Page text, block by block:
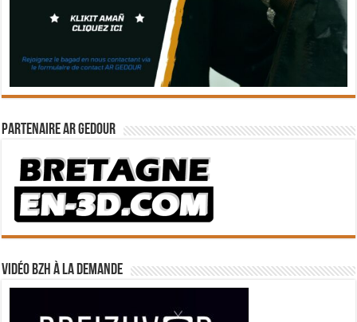
Partenaire Ar Gedour
Vidéo BZH à la demande